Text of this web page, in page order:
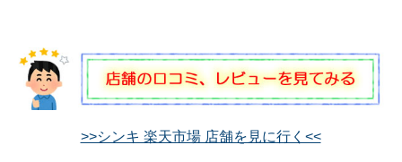
>>シンキ 楽天市場 店舗を見に行く<<